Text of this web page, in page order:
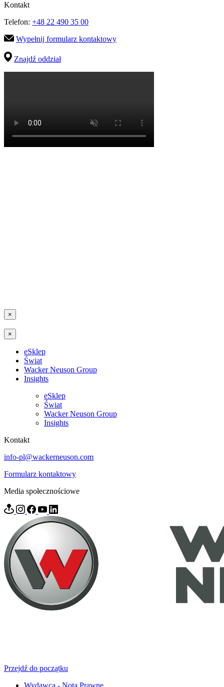
Kontakt
Telefon: +48 22 490 35 00
Wypełnij formularz kontaktowy
Znajdź oddział
×
×
eSklep
Świat
Wacker Neuson Group
Insights
eSklep
Świat
Wacker Neuson Group
Insights
Kontakt
info-pl@wackerneuson.com
Formularz kontaktowy
Media społecznościowe
Przejdź do początku